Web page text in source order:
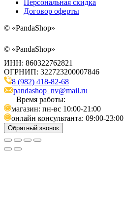
Персональная скидка
Договор оферты
© «PandaShop»
© «PandaShop»
ИНН: 860322762821
ОГРНИП: 322723200007846
8 (982) 418-82-68
pandashop_nv@mail.ru
Время работы:
магазин: пн-вс 10:00-21:00
онлайн консультанта: 09:00-23:00
Обратный звонок